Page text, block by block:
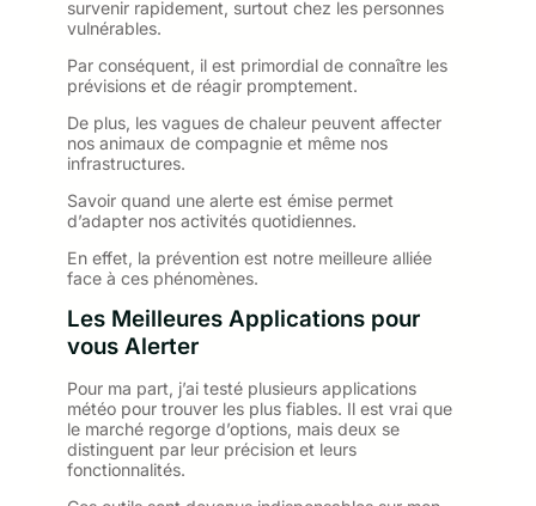
survenir rapidement, surtout chez les personnes
vulnérables.
Par conséquent, il est primordial de connaître les
prévisions et de réagir promptement.
De plus, les vagues de chaleur peuvent affecter
nos animaux de compagnie et même nos
infrastructures.
Savoir quand une alerte est émise permet
d’adapter nos activités quotidiennes.
En effet, la prévention est notre meilleure alliée
face à ces phénomènes.
Les Meilleures Applications pour
vous Alerter
Pour ma part, j’ai testé plusieurs applications
météo pour trouver les plus fiables. Il est vrai que
le marché regorge d’options, mais deux se
distinguent par leur précision et leurs
fonctionnalités.